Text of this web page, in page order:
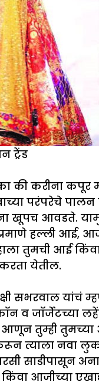
ट्रेंड
की करीना कपूर
परंपरेचे
खूपच आवडते.
हल्ली आई,
तुमची आई
येतील.
सभरवाल यांचं
व जॉर्जेटच्या
तुम्ही तुमच्या
त्याला नवा
साडीपासून
आजीच्या